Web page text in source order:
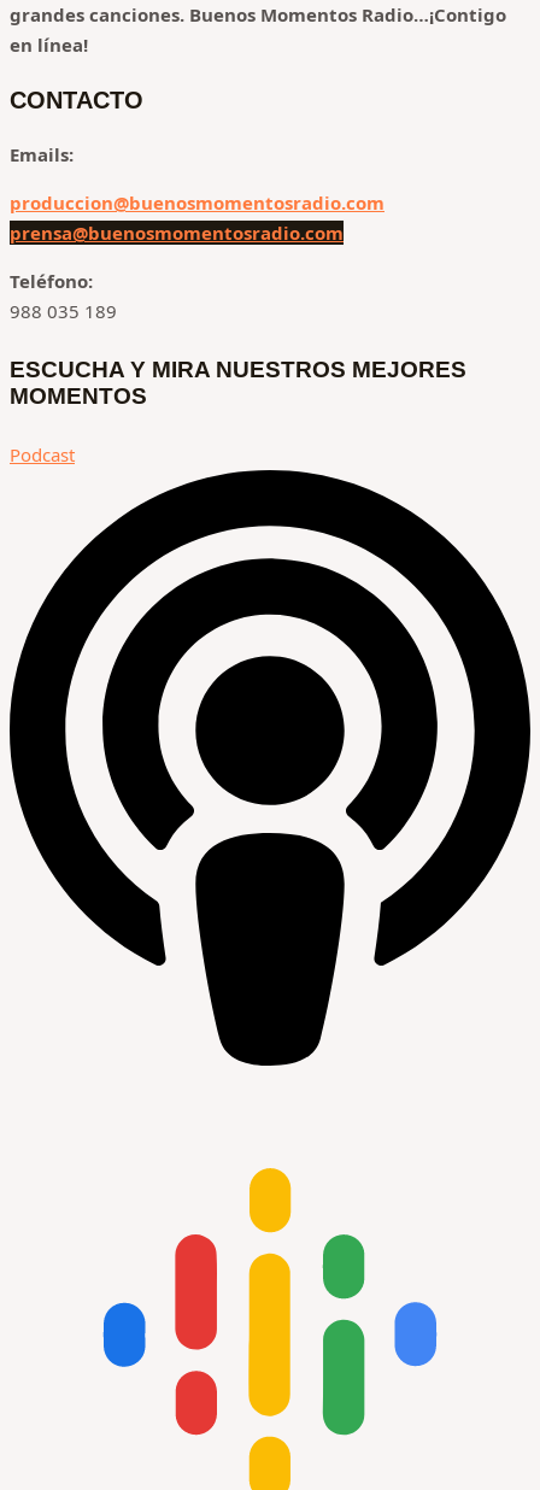
grandes canciones. Buenos Momentos Radio…¡Contigo
en línea!
CONTACTO
Emails:
produccion@buenosmomentosradio.com
prensa@buenosmomentosradio.com
Teléfono:
988 035 189
ESCUCHA Y MIRA NUESTROS MEJORES
MOMENTOS
Podcast